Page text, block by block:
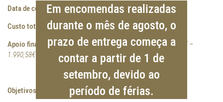
Data de conclusão:31/01/2018
Custo total elegível:153.781,25€ / 2.843,69€
Apoio financeiro da União Europeia:FEDER – 69.201,57€ / FSE –
1.990,58€
Objetivos, atividades e resultados esperados/ atingidos
Em encomendas realizadas
durante o mês de agosto, o
prazo de entrega começa a
contar a partir de 1 de
setembro, devido ao
período de férias.